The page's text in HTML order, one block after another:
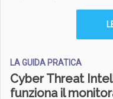
LA GUIDA PRATICA
Cyber Threat
funziona il